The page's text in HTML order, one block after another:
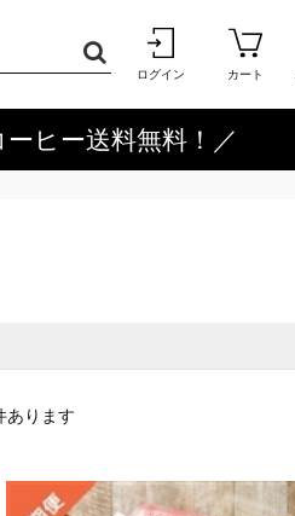
ログイン カート
ヒー送料無料！／
あります